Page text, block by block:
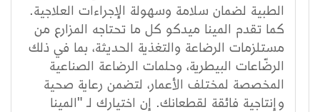
الطبية لضمان سلامة وسهولة الإجراءات العلاجية.
كما تقدم المينا ميدكو كل ما تحتاجه المزارع من
مستلزمات الرضاعة والتغذية الحديثة، بما في ذلك
الرضّاعات البيطرية، وحلمات الرضاعة الصناعية
المخصصة لمختلف الأعمار، لتضمن رعاية صحية
وإنتاجية فائقة لقطعانك. إن اختيارك لـ "المينا